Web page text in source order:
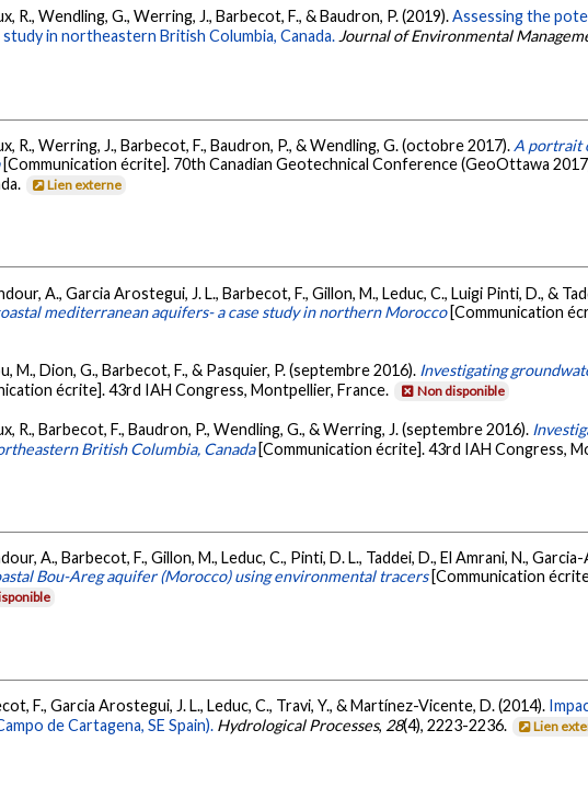
R., Wendling, G., Werring, J., Barbecot, F., & Baudron, P. (2019).Assessing the
in northeastern British Columbia, Canada. Journal of Environmental
R., Werring, J., Barbecot, F., Baudron, P., & Wendling, G. (octobre 2017). A portrait
[Communication écrite]. 70th Canadian Geotechnical Conference (GeoOttawa
Lien externe
A., Garcia Arostegui, J. L., Barbecot, F., Gillon, M., Leduc, C., Luigi Pinti, D., &
mediterranean aquifers- a case study in northern Morocco [Communication
M., Dion, G., Barbecot, F., & Pasquier, P. (septembre 2016). Investigating
écrite]. 43rd IAH Congress, Montpellier, France. Non disponible
R., Barbecot, F., Baudron, P., Wendling, G., & Werring, J. (septembre 2016).
British Columbia, Canada [Communication écrite]. 43rd IAH Congress,
A., Barbecot, F., Gillon, M., Leduc, C., Pinti, D. L., Taddei, D., El Amrani, N.,
Bou-Areg aquifer (Morocco) using environmental tracers [Communication
F., Garcia Arostegui, J. L., Leduc, C., Travi, Y., & Martínez-Vicente, D. (2014).
de Cartagena, SE Spain). Hydrological Processes, 28(4), 2223-2236. Lien